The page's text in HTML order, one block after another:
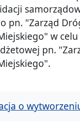
pn. "Zarząd
w
pn.
o